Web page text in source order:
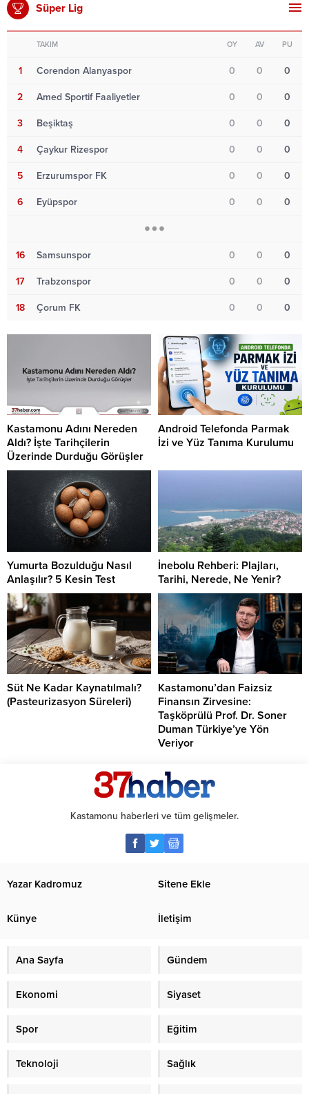
Süper Lig
TAKIM OY AV PU
1 Corendon Alanyaspor 0 0 0
2 Amed Sportif Faaliyetler 0 0 0
3 Beşiktaş 0 0 0
4 Çaykur Rizespor 0 0 0
5 Erzurumspor FK 0 0 0
6 Eyüpspor 0 0 0
16 Samsunspor 0 0 0
17 Trabzonspor 0 0 0
18 Çorum FK 0 0 0
Kastamonu Adını Nereden
Aldı? İşte Tarihçilerin
Üzerinde Durduğu Görüşler
Android Telefonda Parmak
İzi ve Yüz Tanıma Kurulumu
Yumurta Bozulduğu Nasıl
Anlaşılır? 5 Kesin Test
İnebolu Rehberi: Plajları,
Tarihi, Nerede, Ne Yenir?
Süt Ne Kadar Kaynatılmalı?
(Pasteurizasyon Süreleri)
Kastamonu’dan Faizsiz
Finansın Zirvesine:
Taşköprülü Prof. Dr. Soner
Duman Türkiye’ye Yön
Veriyor
Kastamonu haberleri ve tüm gelişmeler.
Yazar Kadromuz Sitene Ekle
Künye İletişim
Ana Sayfa Gündem
Ekonomi Siyaset
Spor Eğitim
Teknoloji Sağlık